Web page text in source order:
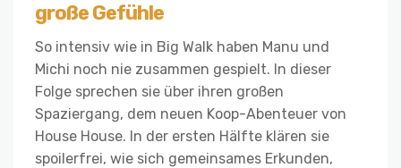
große Gefühle
So intensiv wie in Big Walk haben Manu und
Michi noch nie zusammen gespielt. In dieser
Folge sprechen sie über ihren großen
Spaziergang, dem neuen Koop-Abenteuer von
House House. In der ersten Hälfte klären sie
spoilerfrei, wie sich gemeinsames Erkunden,